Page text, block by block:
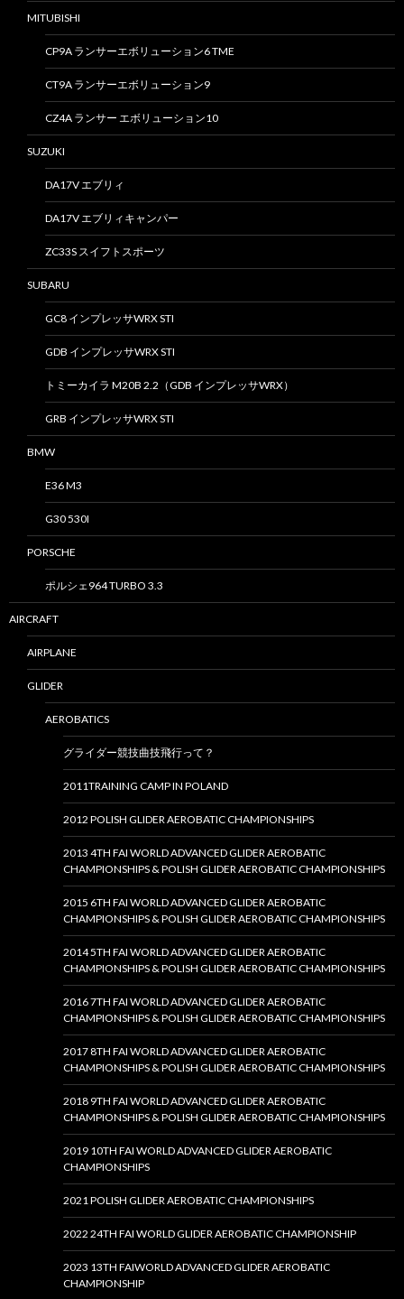
MITUBISHI
CP9A ランサーエボリューション6 TME
CT9A ランサーエボリューション9
CZ4A ランサー エボリューション10
SUZUKI
DA17V エブリィ
DA17V エブリィキャンパー
ZC33S スイフトスポーツ
SUBARU
GC8 インプレッサWRX STI
GDB インプレッサWRX STI
トミーカイラ M20B 2.2（GDB インプレッサWRX）
GRB インプレッサWRX STI
BMW
E36 M3
G30 530I
PORSCHE
ポルシェ964 TURBO 3.3
AIRCRAFT
AIRPLANE
GLIDER
AEROBATICS
グライダー競技曲技飛行って？
2011TRAINING CAMP IN POLAND
2012 POLISH GLIDER AEROBATIC CHAMPIONSHIPS
2013 4TH FAI WORLD ADVANCED GLIDER AEROBATIC
CHAMPIONSHIPS & POLISH GLIDER AEROBATIC CHAMPIONSHIPS
2015 6TH FAI WORLD ADVANCED GLIDER AEROBATIC
CHAMPIONSHIPS & POLISH GLIDER AEROBATIC CHAMPIONSHIPS
2014 5TH FAI WORLD ADVANCED GLIDER AEROBATIC
CHAMPIONSHIPS & POLISH GLIDER AEROBATIC CHAMPIONSHIPS
2016 7TH FAI WORLD ADVANCED GLIDER AEROBATIC
CHAMPIONSHIPS & POLISH GLIDER AEROBATIC CHAMPIONSHIPS
2017 8TH FAI WORLD ADVANCED GLIDER AEROBATIC
CHAMPIONSHIPS & POLISH GLIDER AEROBATIC CHAMPIONSHIPS
2018 9TH FAI WORLD ADVANCED GLIDER AEROBATIC
CHAMPIONSHIPS & POLISH GLIDER AEROBATIC CHAMPIONSHIPS
2019 10TH FAI WORLD ADVANCED GLIDER AEROBATIC
CHAMPIONSHIPS
2021 POLISH GLIDER AEROBATIC CHAMPIONSHIPS
2022 24TH FAI WORLD GLIDER AEROBATIC CHAMPIONSHIP
2023 13TH FAIWORLD ADVANCED GLIDER AEROBATIC
CHAMPIONSHIP